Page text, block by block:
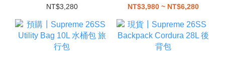
2L 側背 小包
NT$3,280
4L 側背 手提 小包
NT$3,980 ~ NT$6,280